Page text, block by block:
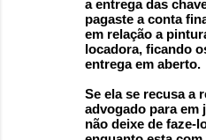
a entrega das
pagaste a conta
em relação a
locadora, ficando
entrega em aberto.
Se ela se recusa a
advogado para em
não deixe de faze-